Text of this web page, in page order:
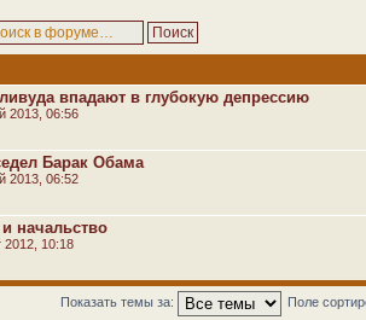
впадают в глубокую депрессию
2013, 06:56
Барак Обама
2013, 06:52
начальство
2012, 10:18
Показать темы за: Поле